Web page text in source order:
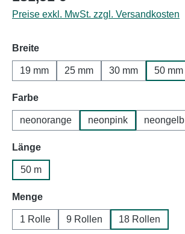
Preise exkl. MwSt. zzgl. Versandkosten
Breiteauswählen
19 mm 25 mm 30 mm 50 mm
Farbeauswählen
neonorange neonpink neongelb
Längeauswählen
50 m
Mengeauswählen
1 Rolle 9 Rollen 18 Rollen